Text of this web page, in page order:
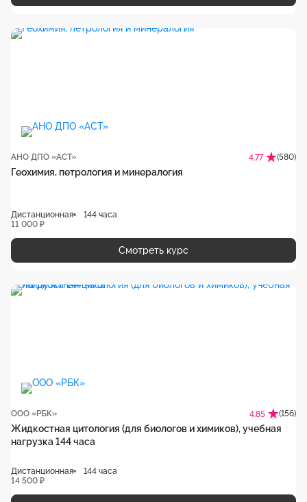
АНО ДПО «АСТ» 4.77 (580)
Геохимия, петрология и минералогия
Дистанционная
144 часа
11 000 ₽
Смотреть курс
ООО «РБК» 4.85 (156)
Жидкостная цитология (для биологов и химиков), учебная
нагрузка 144 часа
Дистанционная
144 часа
14 500 ₽